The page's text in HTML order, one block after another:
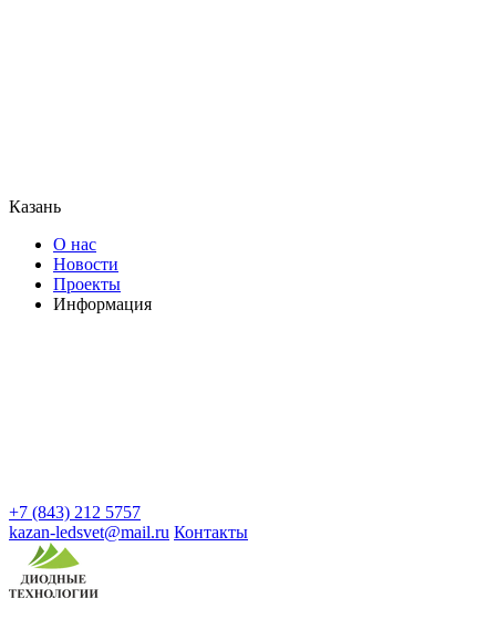
Казань
О нас
Новости
Проекты
Информация
+7 (843) 212 5757
kazan-ledsvet@mail.ru Контакты